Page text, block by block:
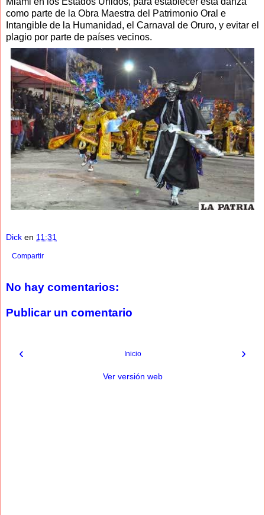
como parte de la Obra Maestra del Patrimonio Oral e
Intangible de la Humanidad, el Carnaval de Oruro, y evitar el
plagio por parte de países vecinos.
Dick en 11:31
Compartir
No hay comentarios:
Publicar un comentario
‹ ›
Inicio
Ver versión web